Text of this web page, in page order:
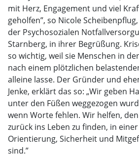
mit Herz, Engagement und viel
geholfen”, so Nicole
der Psychosozialen
Starnberg, in ihrer Begrüßung.
so wichtig, weil sie Menschen in
nach einem plötzlichen
alleine lasse. Der Gründer und
Jenke, erklärt das so: „Wir geben
unter den Füßen weggezogen
wenn Worte fehlen. Wir helfen,
zurück ins Leben zu finden, in
Orientierung, Sicherheit und
sind.”